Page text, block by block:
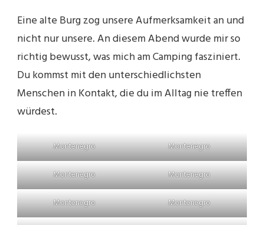
Eine alte Burg zog unsere Aufmerksamkeit an und
nicht nur unsere. An diesem Abend wurde mir so
richtig bewusst, was mich am Camping fasziniert.
Du kommst mit den unterschiedlichsten
Menschen in Kontakt, die du im Alltag nie treffen
würdest.
Montenegro Montenegro
Montenegro Montenegro
Montenegro Montenegro